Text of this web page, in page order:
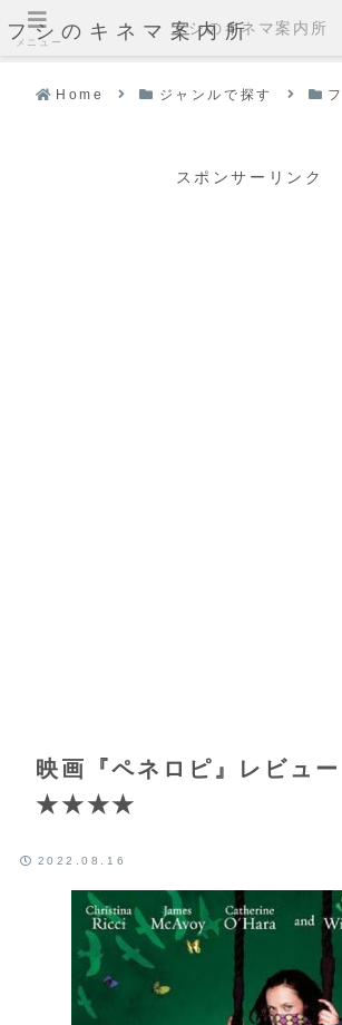
フシのキネマ案内所
Home ジャンルで探す
スポンサーリンク
映画『ペネロピ』レビュ
★★★★
2022.08.16
メニュー
フシのキネマ案内所